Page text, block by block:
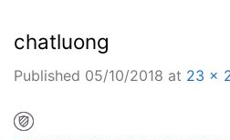
chatluong
Published 05/10/2018 at 23 ×